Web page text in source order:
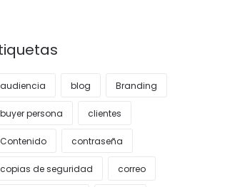
audiencia blog Branding
buyer persona clientes
Contenido contraseña
copias de seguridad correo